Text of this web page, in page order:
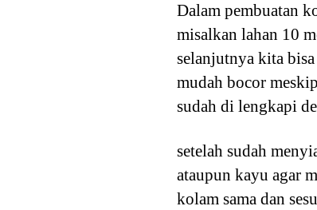
Dalam pembuatan
misalkan lahan 10
selanjutnya kita
mudah bocor
sudah di lengkapi
setelah sudah
ataupun kayu agar
kolam sama dan